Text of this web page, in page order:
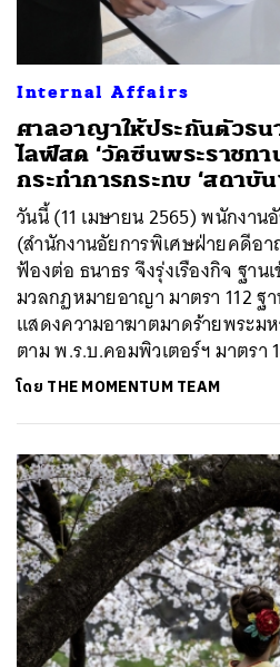
Internal Affairs
ศาลอาญาให้ประกันตัวธน
ไลฟ์สด ‘วัคซีนพระราชทา
กระทำการกระทบ ‘สถาบัน
วันนี้ (11 เมษายน 2565) พนักงา
(สำนักงานอัยการพิเศษฝ่ายคดีอ
ฟ้องต่อ ธนาธร จึงรุ่งเรืองกิจ ฐาน
มวลกฏหมายอาญา มาตรา 112
แสดงความอาฆาตมาดร้ายพระม
ตาม พ.ร.บ.คอมพิวเตอร์ฯ มาตรา
โดย THE MOMENTUM TEAM